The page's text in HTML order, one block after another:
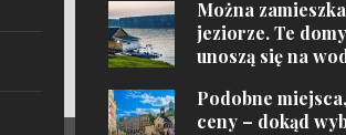
Można
jeziorze. Te domy
unoszą się na
Podobne
ceny – dokąd